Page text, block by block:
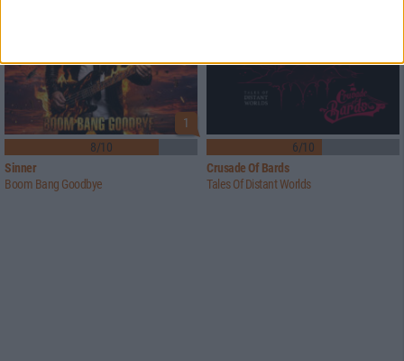
1
8/10
Sinner
Boom Bang Goodbye
6/10
Crusade Of Bards
Tales Of Distant Worlds